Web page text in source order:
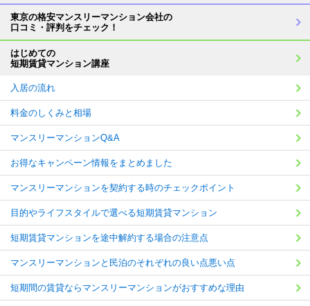
東京の格安マンスリーマンション会社の
口コミ・評判をチェック！
はじめての
短期賃貸マンション講座
入居の流れ
料金のしくみと相場
マンスリーマンションQ&A
お得なキャンペーン情報をまとめました
マンスリーマンションを契約する時のチェックポイント
目的やライフスタイルで選べる短期賃貸マンション
短期賃貸マンションを途中解約する場合の注意点
マンスリーマンションと民泊のそれぞれの良い点悪い点
短期間の賃貸ならマンスリーマンションがおすすめな理由